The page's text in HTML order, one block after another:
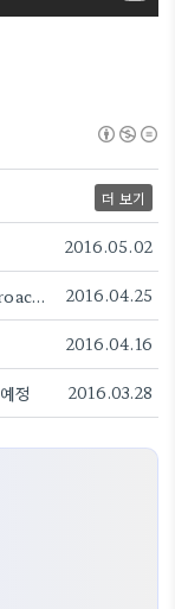
더 보기
2016.05.02
골프매니아를 위한 스마트 워치, 어프로치(Approach) X40 2016.04.25
2016.04.16
정 2016.03.28